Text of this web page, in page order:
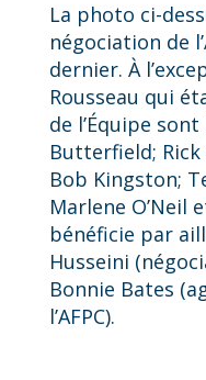
La photo ci-
négociation de
dernier. À
Rousseau qui
de l’Équipe
Butterfield; Rick
Bob Kingston;
Marlene O’Neil
bénéficie par
Husseini
Bonnie Bates
l’AFPC).